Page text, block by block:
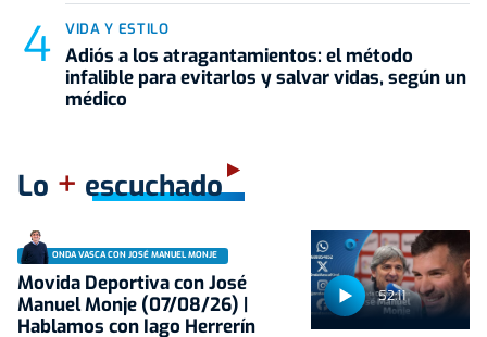
VIDA Y ESTILO
Adiós a los atragantamientos: el método
infalible para evitarlos y salvar vidas, según un
médico
Lo + escuchado
52:11
ONDA VASCA CON JOSÉ MANUEL MONJE
Movida Deportiva con José
Manuel Monje (07/08/26) |
Hablamos con Iago Herrerín